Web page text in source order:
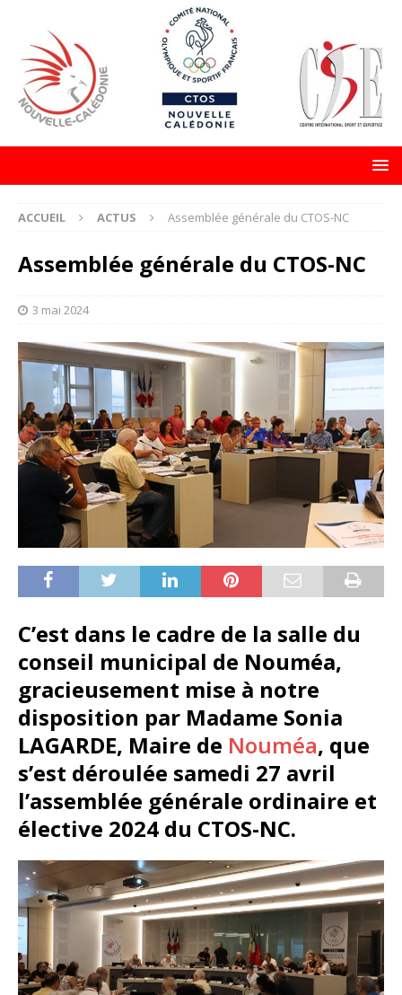
ACCUEIL ACTUS Assemblée générale du CTOS-NC
Assemblée générale du CTOS-NC
3 mai 2024
C’est dans le cadre de la salle du
conseil municipal de Nouméa,
gracieusement mise à notre
disposition par Madame Sonia
LAGARDE, Maire de Nouméa, que
s’est déroulée samedi 27 avril
l’assemblée générale ordinaire et
élective 2024 du CTOS-NC.